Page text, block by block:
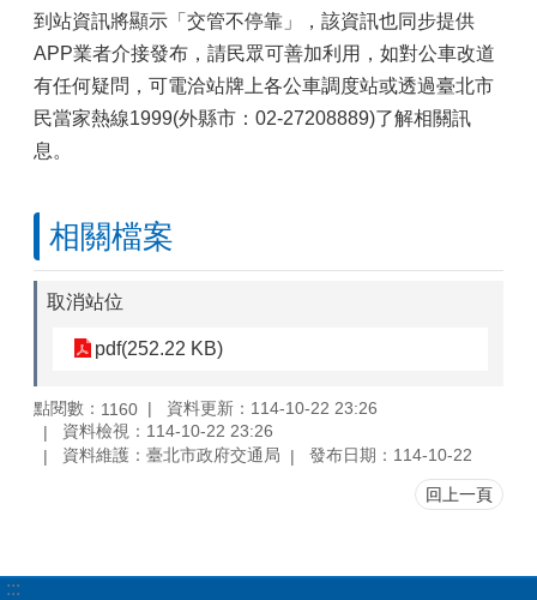
到站資訊將顯示「交管不停靠」，該資訊也同步提供
APP業者介接發布，請民眾可善加利用，如對公車改道
有任何疑問，可電洽站牌上各公車調度站或透過臺北市
民當家熱線1999(外縣市：02-27208889)了解相關訊
息。
相關檔案
取消站位
pdf(252.22 KB)
點閱數： 1160
資料更新：114-10-22 23:26
資料檢視：114-10-22 23:26
資料維護：臺北市政府交通局
發布日期：114-10-22
回上一頁
:::